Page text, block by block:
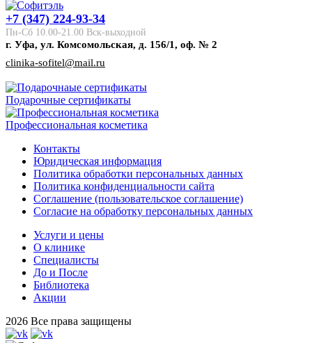
+7 (347) 224-93-34
Пн-Сб 10.00-21.00 Вск-выходной
г. Уфа, ул. Комсомольская, д. 156/1, оф. № 2
clinika-sofitel@mail.ru
Подарочные сертификаты
Профессиональная косметика
Контакты
Юридическая информация
Политика обработки персональных данных
Политика конфиденциальности сайта
Соглашение (пользовательское соглашение)
Согласие на обработку персональных данных
Услуги и цены
О клинике
Специалисты
До и После
Библиотека
Акции
2026 Все права защищены